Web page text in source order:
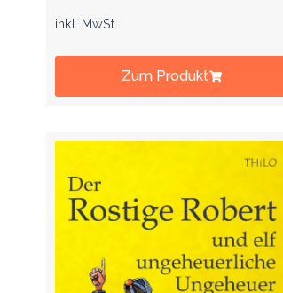
inkl. MwSt.
Zum Produkt